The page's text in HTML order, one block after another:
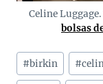
Celine Luggage.
bolsas
Tags
do
#birkin #